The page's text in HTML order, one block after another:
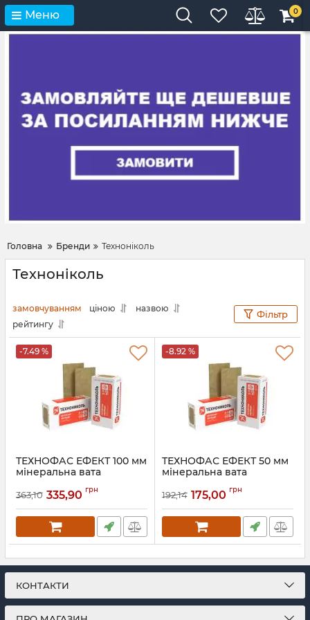
Меню 0
Головна Бренди Техноніколь
Техноніколь
замовчуванням ціною
назвою
рейтингу
Фільтр
-7.49 %
ТЕХНОФАС ЕФЕКТ 100 мм
мінеральна вата
Артикул: 082
363,10 335,90 грн
-8.92 %
ТЕХНОФАС ЕФЕКТ 50 мм
мінеральна вата
Артикул: 081
192,14 175,00 грн
КОНТАКТИ